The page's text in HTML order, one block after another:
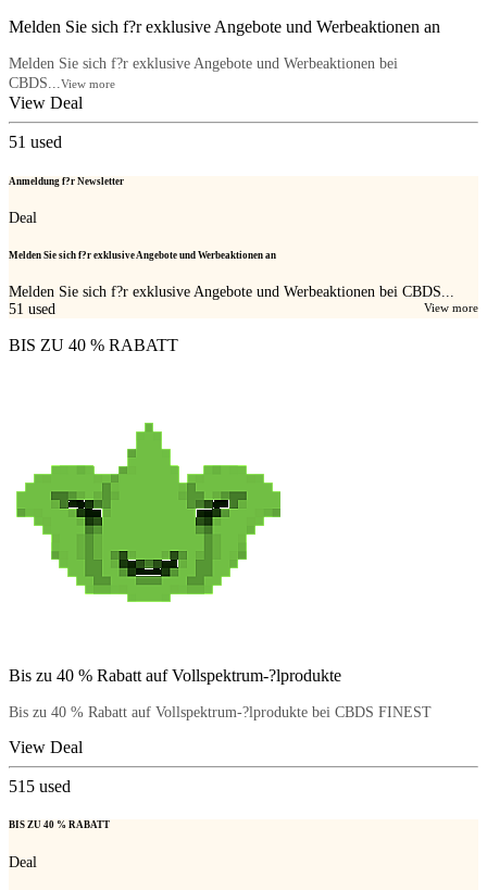
Melden Sie sich f?r exklusive Angebote und Werbeaktionen an
Melden Sie sich f?r exklusive Angebote und Werbeaktionen bei
CBDS...View more
View Deal
51 used
Anmeldung f?r Newsletter
Deal
Melden Sie sich f?r exklusive Angebote und Werbeaktionen an
Melden Sie sich f?r exklusive Angebote und Werbeaktionen bei CBDS...
View more
51 used
BIS ZU 40 % RABATT
Bis zu 40 % Rabatt auf Vollspektrum-?lprodukte
Bis zu 40 % Rabatt auf Vollspektrum-?lprodukte bei CBDS FINEST
View Deal
515 used
BIS ZU 40 % RABATT
Deal